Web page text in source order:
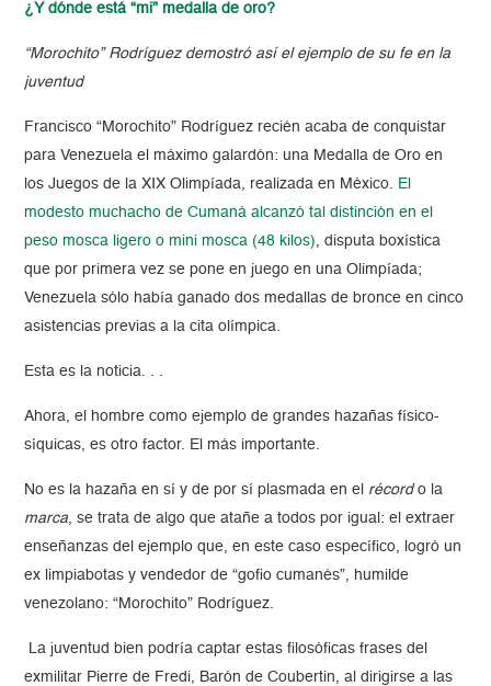
¿Y dónde está “mi” medalla de oro?
“Morochito” Rodríguez demostró así el ejemplo de su fe en la
juventud
Francisco “Morochito” Rodríguez recién acaba de conquistar
para Venezuela el máximo galardón: una Medalla de Oro en
los Juegos de la XIX Olimpíada, realizada en México. El
modesto muchacho de Cumaná alcanzó tal distinción en el
peso mosca ligero o mini mosca (48 kilos), disputa boxística
que por primera vez se pone en juego en una Olimpíada;
Venezuela sólo había ganado dos medallas de bronce en cinco
asistencias previas a la cita olímpica.
Esta es la noticia. . .
Ahora, el hombre como ejemplo de grandes hazañas físico-
síquicas, es otro factor. El más importante.
No es la hazaña en sí y de por sí plasmada en el récordo la
marca, se trata de algo que atañe a todos por igual: el extraer
enseñanzas del ejemplo que, en este caso específico, logró un
ex limpiabotas y vendedor de “gofio cumanés”, humilde
venezolano: “Morochito” Rodríguez.
La juventud bien podría captar estas filosóficas frases del
exmilitar Pierre de Fredi, Barón de Coubertin, al dirigirse a las